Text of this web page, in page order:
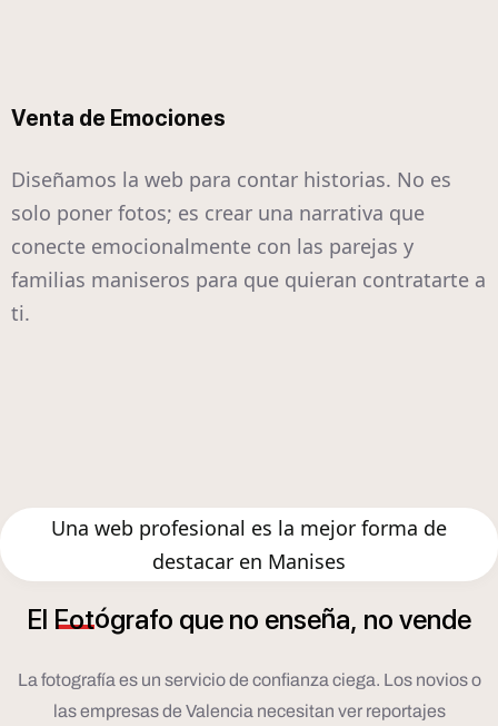
Venta de Emociones
Diseñamos la web para contar historias. No es
solo poner fotos; es crear una narrativa que
conecte emocionalmente con las parejas y
familias maniseros para que quieran contratarte a
ti.
Una web profesional es la mejor forma de
destacar en Manises
El Fotógrafo que no enseña, no vende
La fotografía es un servicio de confianza ciega. Los novios o
las empresas de Valencia necesitan ver reportajes